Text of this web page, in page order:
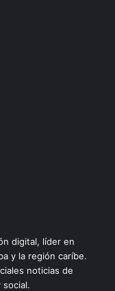
digital, líder en
y la región caríbe.
noticias de
social.